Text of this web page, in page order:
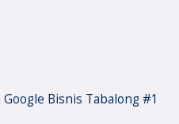
Bisnis Tabalong #1